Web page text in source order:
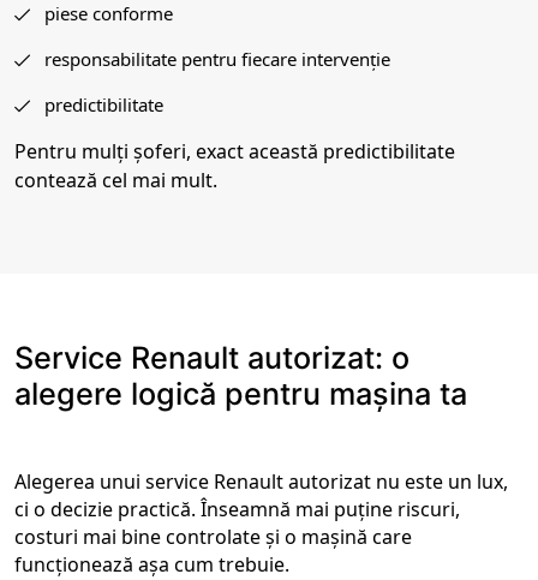
piese conforme
responsabilitate pentru fiecare intervenție
predictibilitate
Pentru mulți șoferi, exact această predictibilitate
contează cel mai mult.
Service Renault autorizat: o
alegere logică pentru mașina ta
Alegerea unui service Renault autorizat nu este un lux,
ci o decizie practică. Înseamnă mai puține riscuri,
costuri mai bine controlate și o mașină care
funcționează așa cum trebuie.